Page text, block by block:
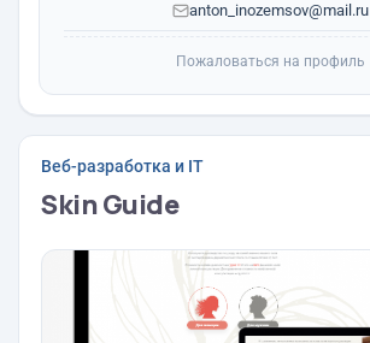
anton_inozemsov@mail.ru
Пожаловаться на профиль
Веб-разработка и IT
Skin Guide